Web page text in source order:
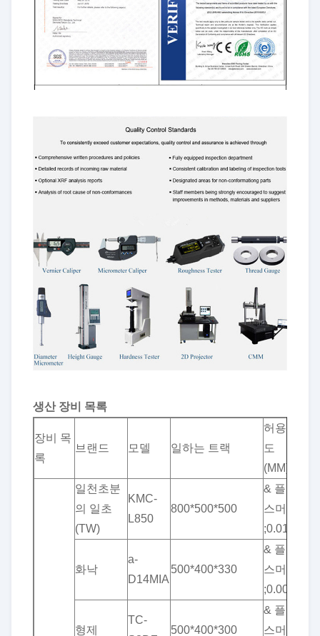
생산 장비 목록
장비 목
록
브랜드 모델 일하는 트랙
허용한
도
(MM)
일천초분
의 일초
(TW)
KMC-
L850
800*500*500
& 플러
스머킨
;0.01
화낙
a-
D14MIA
500*400*330
& 플러
스머킨
;0.001
형제
TC-
500*400*300
& 플러
스머킨